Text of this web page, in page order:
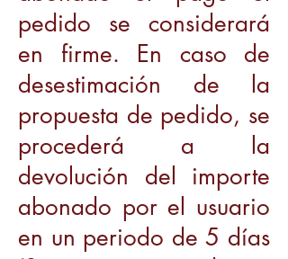
pedido se considerará
en firme. En caso de
desestimación de la
propuesta de pedido, se
procederá a la
devolución del importe
abonado por el usuario
en un periodo de 5 días